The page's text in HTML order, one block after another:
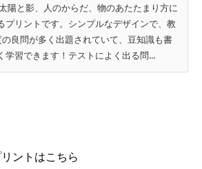
陽と影、人のからだ、物のあたたまり方に
プリントです。シンプルなデザインで、教
良問が多く出題されていて、豆知識も書
学習できます！テストによく出る問...
ントはこちら